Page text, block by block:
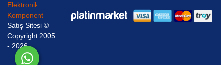
Elektronik
Komponent
Satış Sitesi ©
Copyright 2005
- 2026